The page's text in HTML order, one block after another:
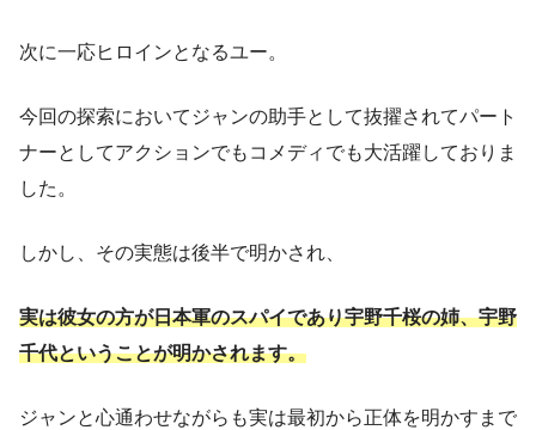
次に一応ヒロインとなるユー。
今回の探索においてジャンの助手として抜擢されてパート
ナーとしてアクションでもコメディでも大活躍しておりま
した。
しかし、その実態は後半で明かされ、
実は彼女の方が日本軍のスパイであり宇野千桜の姉、宇野
千代ということが明かされます。
ジャンと心通わせながらも実は最初から正体を明かすまで